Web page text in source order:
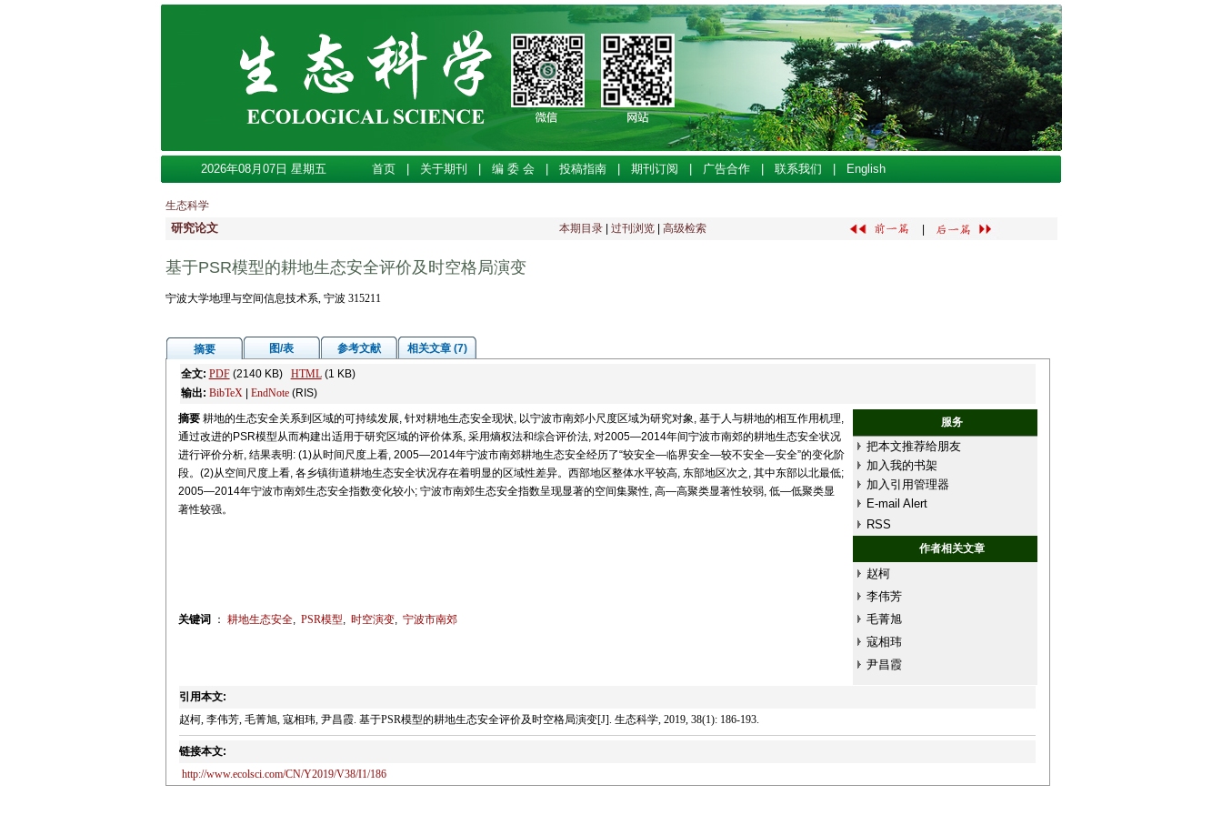
2026年08月07日 星期五 首页 关于期刊 编 委 会 投稿指南 期刊订阅 广告合作 联系我们 English
生态科学
研究论文 本期目录 过刊浏览 高级检索
基于PSR模型的耕地生态安全评价及时空格局演变
宁波大学地理与空间信息技术系, 宁波 315211
摘要 图/表 参考文献
相关文章 (7)
全文: PDF(2140 KB) HTML(1 KB)
输出: BibTeX| EndNote(RIS)
摘要 耕地的生态安全关系到区域的可持续发展, 针对耕地生态安全现状, 以宁波市南郊小尺度区域为研究对象, 基于人与耕地的相互作用机理,
通过改进的PSR模型从而构建出适用于研究区域的评价体系, 采用熵权法和综合评价法, 对2005—2014年间宁波市南郊的耕地生态安全状况
进行评价分析, 结果表明: (1)从时间尺度上看, 2005—2014年宁波市南郊耕地生态安全经历了“较安全—临界安全—较不安全—安全”的变化阶
段。(2)从空间尺度上看, 各乡镇街道耕地生态安全状况存在着明显的区域性差异。西部地区整体水平较高, 东部地区次之, 其中东部以北最低;
2005—2014年宁波市南郊生态安全指数变化较小; 宁波市南郊生态安全指数呈现显著的空间集聚性, 高—高聚类显著性较弱, 低—低聚类显
著性较强。
服务
把本文推荐给朋友
加入我的书架
加入引用管理器
E-mail Alert
RSS
作者相关文章
赵柯
李伟芳
毛菁旭
寇相玮
尹昌霞
关键词 ： 耕地生态安全, PSR模型, 时空演变, 宁波市南郊
引用本文:
赵柯, 李伟芳, 毛菁旭, 寇相玮, 尹昌霞. 基于PSR模型的耕地生态安全评价及时空格局演变[J]. 生态科学, 2019, 38(1): 186-193.
链接本文:
http://www.ecolsci.com/CN/Y2019/V38/I1/186